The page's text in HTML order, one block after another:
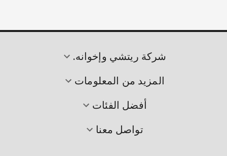
شركة ريتشي وإخوانه.
المزيد من المعلومات
أفضل الفئات
تواصل معنا